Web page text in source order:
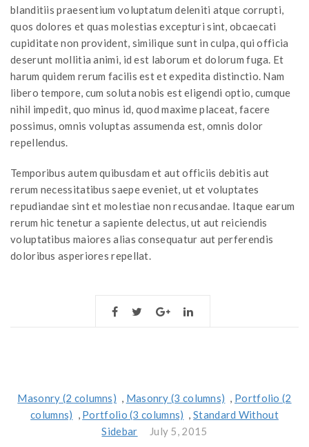
blanditiis praesentium voluptatum deleniti atque corrupti,
quos dolores et quas molestias excepturi sint, obcaecati
cupiditate non provident, similique sunt in culpa, qui officia
deserunt mollitia animi, id est laborum et dolorum fuga. Et
harum quidem rerum facilis est et expedita distinctio. Nam
libero tempore, cum soluta nobis est eligendi optio, cumque
nihil impedit, quo minus id, quod maxime placeat, facere
possimus, omnis voluptas assumenda est, omnis dolor
repellendus.
Temporibus autem quibusdam et aut officiis debitis aut
rerum necessitatibus saepe eveniet, ut et voluptates
repudiandae sint et molestiae non recusandae. Itaque earum
rerum hic tenetur a sapiente delectus, ut aut reiciendis
voluptatibus maiores alias consequatur aut perferendis
doloribus asperiores repellat.
Masonry (2 columns) , Masonry (3 columns) , Portfolio (2
columns) , Portfolio (3 columns) ,Standard Without
Sidebar
July 5, 2015